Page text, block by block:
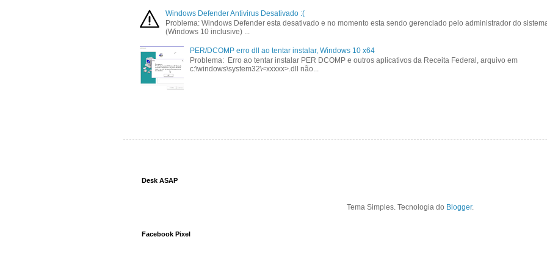
Windows Defender Antivirus Desativado :(
Problema: Windows Defender esta desativado e no momento esta sendo gerenciado pelo administrador do
(Windows 10 inclusive) ...
PER/DCOMP erro dll ao tentar instalar, Windows 10 x64
Problema: Erro ao tentar instalar PER DCOMP e outros aplicativos da Receita Federal, arquivo em
c:\windows\system32\<xxxxx>.dll não...
Desk ASAP
Tema Simples. Tecnologia do Blogger.
Facebook Pixel